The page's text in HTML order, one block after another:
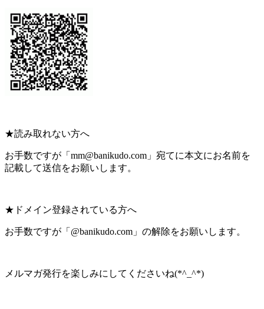
★読み取れない方へ
お手数ですが「mm@banikudo.com」宛てに本文にお名前を
記載して送信をお願いします。
★ドメイン登録されている方へ
お手数ですが「@banikudo.com」の解除をお願いします。
メルマガ発行を楽しみにしてくださいね(*^_^*)